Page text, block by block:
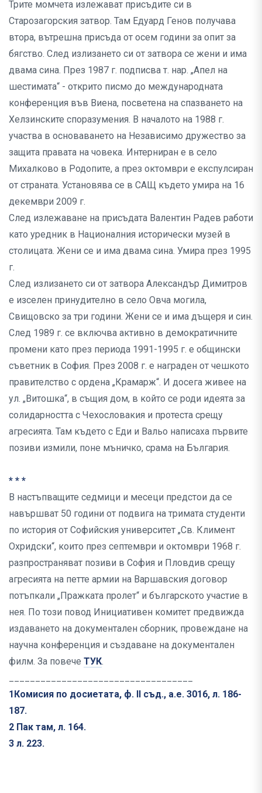
Трите момчета излежават присъдите си в
Старозагорския затвор. Там Едуард Генов получава
втора, вътрешна присъда от осем години за опит за
бягство. След излизането си от затвора се жени и има
двама сина. През 1987 г. подписва т. нар. „Апел на
шестимата“ - открито писмо до международната
конференция във Виена, посветена на спазването на
Хелзинските споразумения. В началото на 1988 г.
участва в основаването на Независимо дружество за
защита правата на човека. Интерниран е в село
Михалково в Родопите, а през октомври е експулсиран
от страната. Установява се в САЩ където умира на 16
декември 2009 г.
След излежаване на присъдата Валентин Радев работи
като уредник в Националния исторически музей в
столицата. Жени се и има двама сина. Умира през 1995
г.
След излизането си от затвора Александър Димитров
е изселен принудително в село Овча могила,
Свищовско за три години. Жени се и има дъщеря и син.
След 1989 г. се включва активно в демократичните
промени като през периода 1991-1995 г. е общински
съветник в София. През 2008 г. е награден от чешкото
правителство с ордена „Крамарж“. И досега живее на
ул. „Витошка“, в същия дом, в който се роди идеята за
солидарността с Чехословакия и протеста срещу
агресията. Там където с Еди и Вальо написаха първите
позиви измили, поне мъничко, срама на България.
* * *
В настъпващите седмици и месеци предстои да се
навършват 50 години от подвига на тримата студенти
по история от Софийския университет „Св. Климент
Охридски“, които през септември и октомври 1968 г.
разпространяват позиви в София и Пловдив срещу
агресията на петте армии на Варшавския договор
потъпкали „Пражката пролет“ и българското участие в
нея. По този повод Инициативен комитет предвижда
издаването на документален сборник, провеждане на
научна конференция и създаване на документален
филм. За повече ТУК.
1Комисия по досиетата, ф. II съд., а.е. 3016, л. 186-
187.
2 Пак там, л. 164.
3 л. 223.